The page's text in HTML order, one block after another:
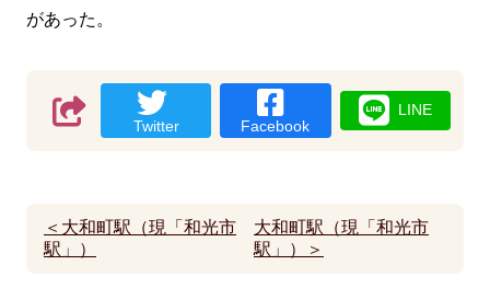
があった。
Twitter Facebook
LINE
＜大和町駅（現「和光市
駅」）
大和町駅（現「和光市
駅」）＞